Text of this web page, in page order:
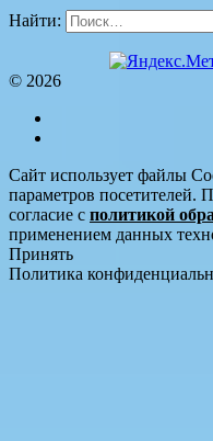
Найти:
© 2026
Сайт использует файлы
параметров посетителей.
согласие с политикой
применением данных
Принять
Политика